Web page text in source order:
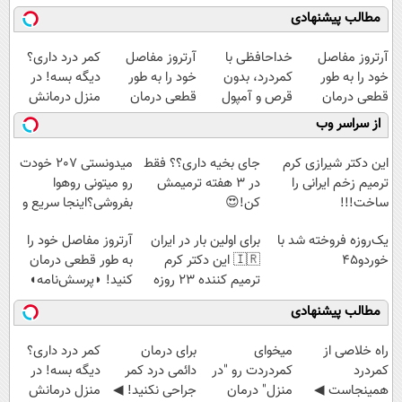
مطالب پیشنهادی
آرتروز مفاصل
خود را به طور
قطعی درمان
کنید!
◗پرسش‌نامه◖
خداحافظی با
کمردرد، بدون
قرص و آمپول
آرتروز مفاصل
خود را به طور
قطعی درمان
کنید!
◂پرسش‌نامه▸
کمر درد داری؟
دیگه بسه! در
منزل درمانش
کن
(◀پرسش‌نامه)
از سراسر وب
این دکتر شیرازی کرم
ترمیم زخم ایرانی را
ساخت!!!
جای بخیه داری؟؟ فقط
در 3 هفته ترمیمش
کن!😍
میدونستی 207 خودت
رو میتونی روهوا
بفروشی؟اینجا سریع و
یک‌روزه فروخته شد با
خوردو45
برای اولین بار در ایران
🇮🇷 این دکتر کرم
ترمیم کننده 23 روزه
ساخت!
آرتروز مفاصل خود را
به طور قطعی درمان
کنید! ◗پرسش‌نامه◖
مطالب پیشنهادی
‌راه خلاصی از
کمردرد
همینجاست ◀
میخوای
کمردردت رو "در
منزل" درمان
برای درمان
دائمی درد کمر
جراحی نکنید! ◀
کمر درد داری؟
دیگه بسه! در
منزل درمانش